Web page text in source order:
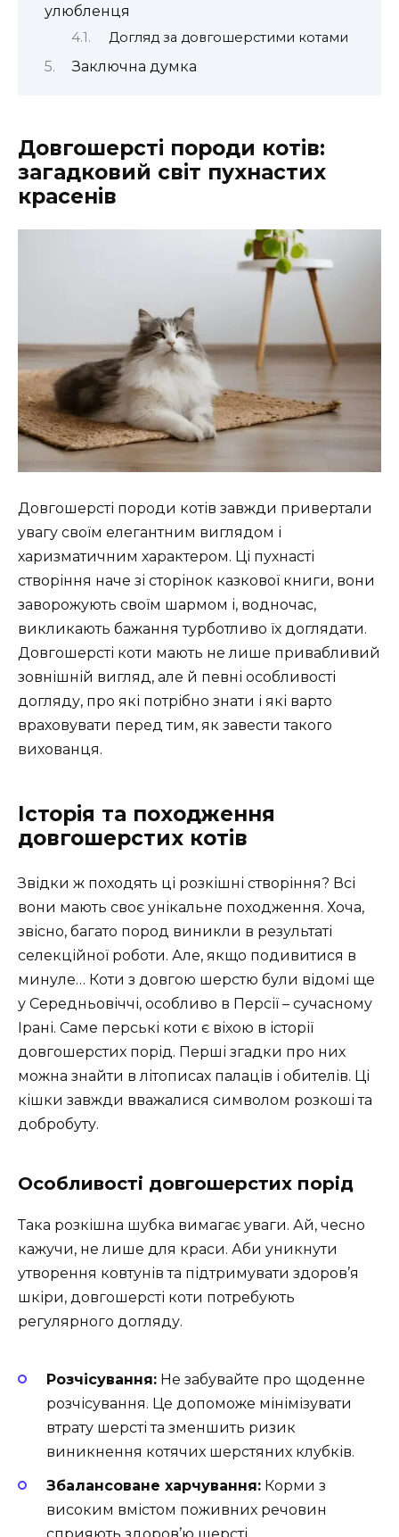
улюбленця
Догляд за довгошерстими котами
Заключна думка
Довгошерсті породи котів:
загадковий світ пухнастих
красенів
Довгошерсті породи котів завжди привертали
увагу своїм елегантним виглядом і
харизматичним характером. Ці пухнасті
створіння наче зі сторінок казкової книги, вони
заворожують своїм шармом і, водночас,
викликають бажання турботливо їх доглядати.
Довгошерсті коти мають не лише привабливий
зовнішній вигляд, але й певні особливості
догляду, про які потрібно знати і які варто
враховувати перед тим, як завести такого
вихованця.
Історія та походження
довгошерстих котів
Звідки ж походять ці розкішні створіння? Всі
вони мають своє унікальне походження. Хоча,
звісно, багато пород виникли в результаті
селекційної роботи. Але, якщо подивитися в
минуле… Коти з довгою шерстю були відомі ще
у Середньовіччі, особливо в Персії – сучасному
Ірані. Саме перські коти є віхою в історії
довгошерстих порід. Перші згадки про них
можна знайти в літописах палаців і обителів. Ці
кішки завжди вважалися символом розкоші та
добробуту.
Особливості довгошерстих порід
Така розкішна шубка вимагає уваги. Ай, чесно
кажучи, не лише для краси. Аби уникнути
утворення ковтунів та підтримувати здоров’я
шкіри, довгошерсті коти потребують
регулярного догляду.
Розчісування: Не забувайте про щоденне
розчісування. Це допоможе мінімізувати
втрату шерсті та зменшить ризик
виникнення котячих шерстяних клубків.
Збалансоване харчування: Корми з
високим вмістом поживних речовин